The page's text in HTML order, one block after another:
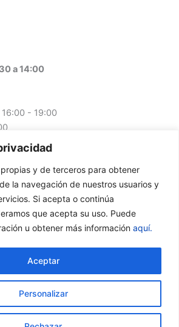
y de terceros para obtener
la navegación de nuestros usuarios y
Si acepta o continúa
que acepta su uso. Puede
u obtener más información aquí.
Personalizar
Aceptar
a 14:00
- 19:00
- 19:00